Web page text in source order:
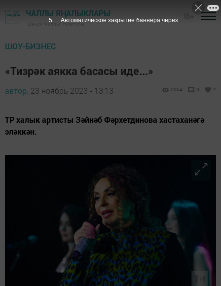
ЧАЛЛЫ ЯҢАЛЫКЛАРЫ
"Шәһри Чаллы" газетасы
ШОУ-БИЗНЕС
«Тизрәк аякка басасы иде...»
автор, 23 ноябрь 2023 - 13:13 2064 0 2
ТР халык артисты Зәйнәб Фәрхетдинова хастаханәгә
эләккән.
3 Автоматическое закрытие баннера через